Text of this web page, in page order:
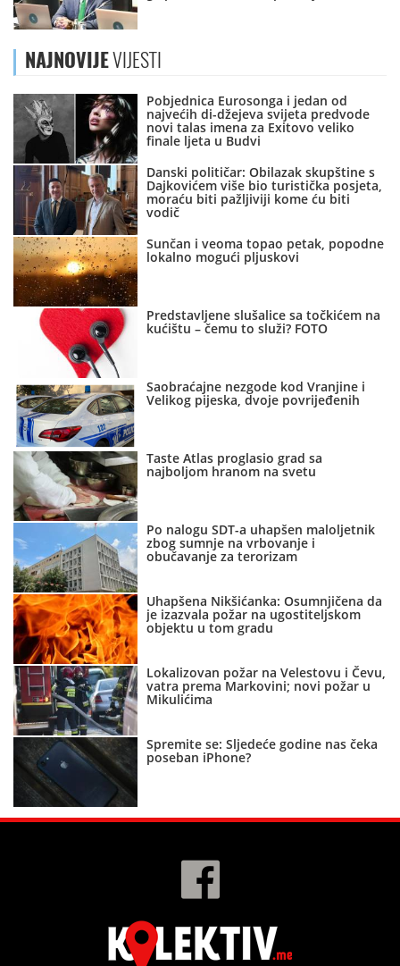
NAJNOVIJEVIJESTI
Pobjednica Eurosonga i jedan od
najvećih di-džejeva svijeta predvode
novi talas imena za Exitovo veliko
finale ljeta u Budvi
Danski političar: Obilazak skupštine s
Dajkovićem više bio turistička posjeta,
moraću biti pažljiviji kome ću biti
vodič
Sunčan i veoma topao petak, popodne
lokalno mogući pljuskovi
Predstavljene slušalice sa točkićem na
kućištu – čemu to služi? FOTO
Saobraćajne nezgode kod Vranjine i
Velikog pijeska, dvoje povrijeđenih
Taste Atlas proglasio grad sa
najboljom hranom na svetu
Po nalogu SDT-a uhapšen maloljetnik
zbog sumnje na vrbovanje i
obučavanje za terorizam
Uhapšena Nikšićanka: Osumnjičena da
je izazvala požar na ugostiteljskom
objektu u tom gradu
Lokalizovan požar na Velestovu i Čevu,
vatra prema Markovini; novi požar u
Mikulićima
Spremite se: Sljedeće godine nas čeka
poseban iPhone?